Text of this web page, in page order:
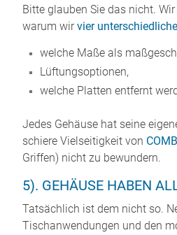
Bitte glauben Sie das nicht.
warum wirvier
welche Maße als
Lüftungsoptionen,
welche Platten entfernt
Jedes Gehäuse hat seine
schiere Vielseitigkeit von
Griffen) nicht zu bewundern.
5). GEHÄUSE HABEN
Tatsächlich ist dem nicht so.
Tischanwendungen und den